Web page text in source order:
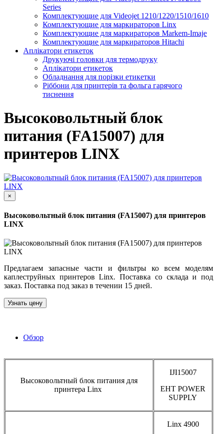
Series
Комплектующие для Videojet 1210/1220/1510/1610
Комплектующие для маркираторов Linx
Комплектующие для маркираторов Markem-Imaje
Комплектующие для маркираторов Hitachi
Аплікатори етикеток
Друкуючі головки для термодруку
Аплікатори етикеток
Обладнання для порізки етикетки
Ріббони для принтерів та фольга гарячого
тиснення
Высоковольтный блок
питания (FA15007) для
принтеров LINX
×
Высоковольтный блок питания (FA15007) для принтеров
LINX
Предлагаем запасные части и фильтры ко всем моделям
каплеструйных принтеров Linx. Поставка со склада и под
заказ. Поставка под заказ в течении 15 дней.
Узнать цену
Обзор
Высоковольтный блок питания для
принтера Linx
IJI15007
EHT POWER
SUPPLY
Linx 4900